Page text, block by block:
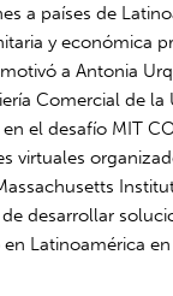
a países de
y económica
a Antonia
Comercial de la
el desafío MIT
virtuales
desarrollar
Latinoamérica